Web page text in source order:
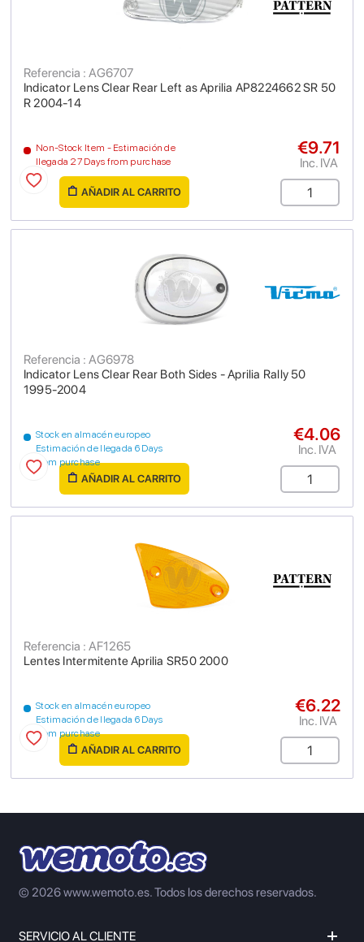
Indicator Lens Clear Rear Left as Aprilia AP8224662 SR 50
R 2004-14
Referencia : AG6707
Non-Stock Item - Estimación de
llegada 27 Days from purchase
€9.71
Inc. IVA
AÑADIR AL CARRITO
Indicator Lens Clear Rear Both Sides - Aprilia Rally 50
1995-2004
Referencia : AG6978
Stock en almacén europeo
Estimación de llegada 6 Days
from purchase
€4.06
Inc. IVA
AÑADIR AL CARRITO
Lentes Intermitente Aprilia SR50 2000
Referencia : AF1265
Stock en almacén europeo
Estimación de llegada 6 Days
from purchase
€6.22
Inc. IVA
AÑADIR AL CARRITO
© 2026 www.wemoto.es.Todos los derechos reservados.
SERVICIO AL CLIENTE